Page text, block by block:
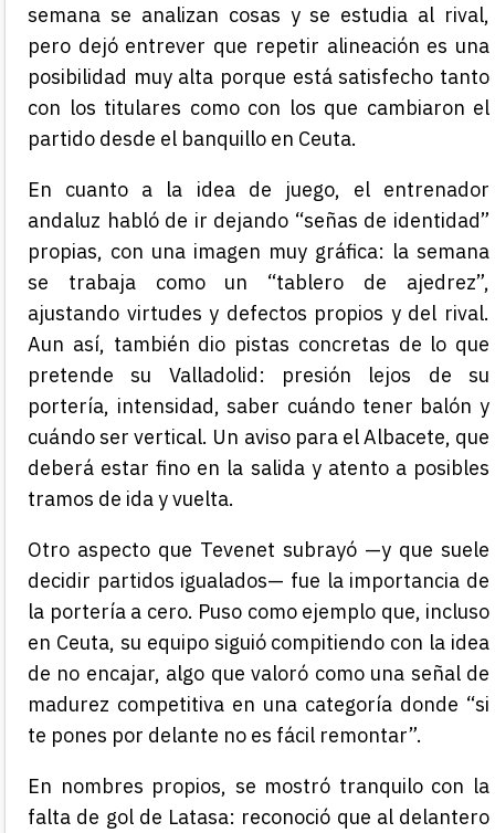
semana se analizan cosas y se estudia al rival,
pero dejó entrever que repetir alineación es una
posibilidad muy alta porque está satisfecho tanto
con los titulares como con los que cambiaron el
partido desde el banquillo en Ceuta.
En cuanto a la idea de juego, el entrenador
andaluz habló de ir dejando “señas de identidad”
propias, con una imagen muy gráfica: la semana
se trabaja como un “tablero de ajedrez”,
ajustando virtudes y defectos propios y del rival.
Aun así, también dio pistas concretas de lo que
pretende su Valladolid: presión lejos de su
portería, intensidad, saber cuándo tener balón y
cuándo ser vertical. Un aviso para el Albacete, que
deberá estar fino en la salida y atento a posibles
tramos de ida y vuelta.
Otro aspecto que Tevenet subrayó —y que suele
decidir partidos igualados— fue la importancia de
la portería a cero. Puso como ejemplo que, incluso
en Ceuta, su equipo siguió compitiendo con la idea
de no encajar, algo que valoró como una señal de
madurez competitiva en una categoría donde “si
te pones por delante no es fácil remontar”.
En nombres propios, se mostró tranquilo con la
falta de gol de Latasa: reconoció que al delantero